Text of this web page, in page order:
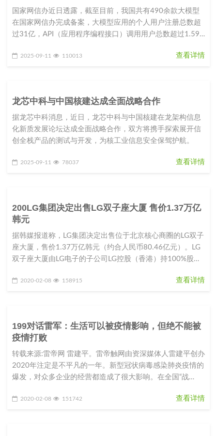
国家网信办近日透露，截至目前，我国共有490余款大模型
在国家网信办完成备案，大模型应用的个人用户注册总数超
过31亿，API（应用程序编程接口）调用用户总数超过1.59
2025-09-11 110013 查看详情
龙芯中科与中国核建达成全面战略合作
据龙芯中科消息，近日，龙芯中科与中国核建在龙架构信息
化新质发展论坛达成全面战略合作，双方将携手探索展开信
创全栈产品的测试与开发，为核工业信息安全保驾护航。
2025-09-11 78037 查看详情
200LG集团决定出售LG双子座大厦 售价1.37万亿
韩元
据韩媒报道称，LG集团决定出售位于北京核心商圈的LG双子
座大厦，售价1.37万亿韩元（约合人民币80.46亿元）。LG
双子座大厦由LG电子的子公司LG控股（香港）持100%股
2020-02-08 158915 查看详情
199对话雷军：生活可以被疫情影响，但绝不能被
疫情打败
转载来源:雷帝网 雷建平。雷帝触网由资深媒体人雷建平创办
2020年注定是不平凡的一年。新型冠状病毒感染肺炎疫情的
爆发，对众多企业的经营都造成了很大影响。在全国“战
2020-02-08 151742 查看详情